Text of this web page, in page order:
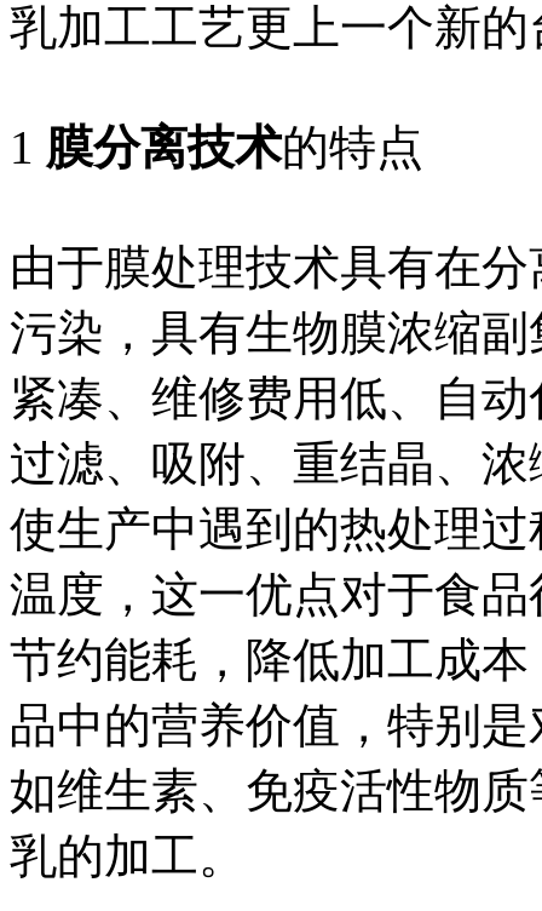
乳加工工艺更上一个新
1 膜分离技术的特点
由于膜处理技术具有在
污染，具有生物膜浓缩
紧凑、维修费用低、自
过滤、吸附、重结晶、
使生产中遇到的热处理
温度，这一优点对于食
节约能耗，降低加工成
品中的营养价值，特别
如维生素、免疫活性物
乳的加工。